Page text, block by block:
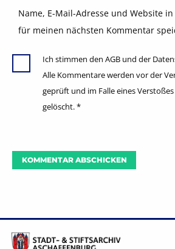
Name, E-Mail-Adresse und Website
für meinen nächsten Kommentar
Ich stimmen den AGB und der
Alle Kommentare werden vor der
geprüft und im Falle eines Verstoßes
gelöscht.*